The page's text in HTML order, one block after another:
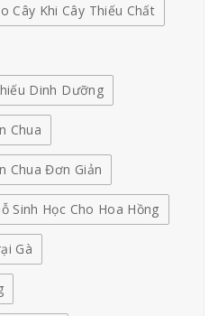
Cây Khi Cây Thiếu Chất
Dinh Dưỡng
Chua
Chua Đơn Giản
Sinh Học Cho Hoa Hồng
Gà